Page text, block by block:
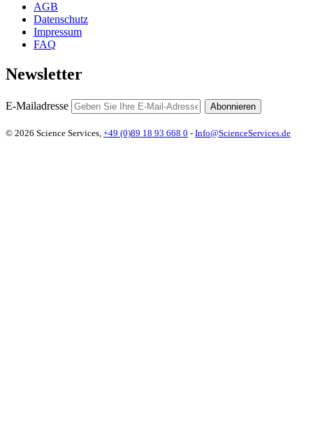
AGB
Datenschutz
Impressum
FAQ
Newsletter
E-Mailadresse Abonnieren
© 2026 Science Services, +49 (0)89 18 93 668 0 - Info@ScienceServices.de